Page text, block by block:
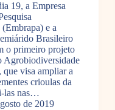
19, a Empresa
e a
Brasileiro
o primeiro projeto
Agrobiodiversidade
que visa ampliar a
crioulas da
las nas…
de 2019